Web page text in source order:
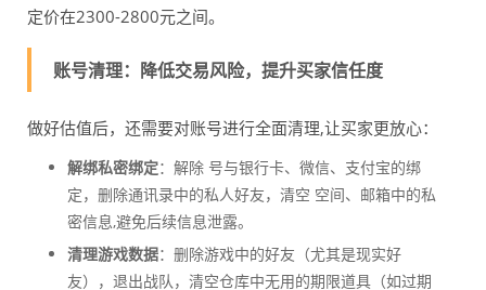
定价在2300-2800元之间。
账号清理：降低交易风险，提升买家信任度
做好估值后，还需要对账号进行全面清理,让买家更放心：
解绑私密绑定：解除 号与银行卡、微信、支付宝的绑
定，删除通讯录中的私人好友，清空 空间、邮箱中的私
密信息,避免后续信息泄露。
清理游戏数据：删除游戏中的好友（尤其是现实好
友），退出战队，清空仓库中无用的期限道具（如过期